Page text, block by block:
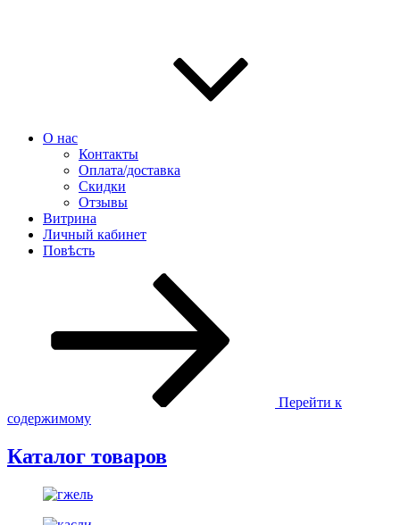
О нас
Контакты
Оплата/доставка
Скидки
Отзывы
Витрина
Личный кабинет
Повѣсть
Перейти к
содержимому
Каталог товаров